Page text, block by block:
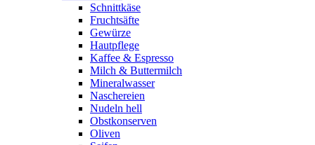
Schnittkäse
Fruchtsäfte
Gewürze
Hautpflege
Kaffee & Espresso
Milch & Buttermilch
Mineralwasser
Naschereien
Nudeln hell
Obstkonserven
Oliven